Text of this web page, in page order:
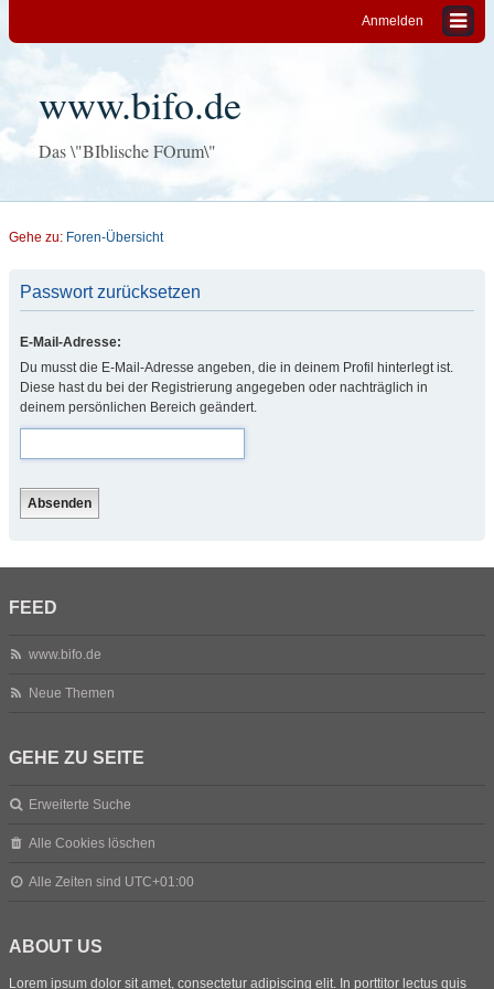
Anmelden
www.bifo.de
Das \"BIblische FOrum\"
Gehe zu: Foren-Übersicht
Passwort zurücksetzen
E-Mail-Adresse:
Du musst die E-Mail-Adresse angeben, die in deinem Profil hinterlegt ist.
Diese hast du bei der Registrierung angegeben oder nachträglich in
deinem persönlichen Bereich geändert.
FEED
www.bifo.de
Neue Themen
GEHE ZU SEITE
Erweiterte Suche
Alle Cookies löschen
Alle Zeiten sind UTC+01:00
ABOUT US
Lorem ipsum dolor sit amet, consectetur adipiscing elit. In porttitor lectus quis